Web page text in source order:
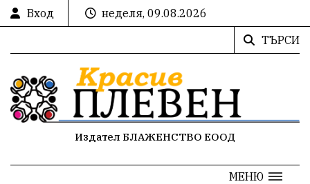
Вход
неделя, 09.08.2026
ТЪРСИ
Издател БЛАЖЕНСТВО ЕООД
МЕНЮ